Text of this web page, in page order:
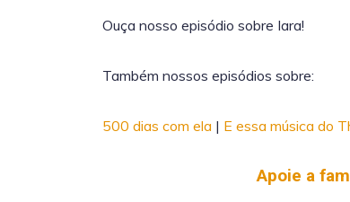
Ouça nosso episódio sobre Iara!
Também nossos episódios sobre:
500 dias com ela | E essa música do
Apoie a